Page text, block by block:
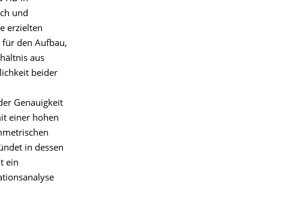
und
erzielten
den Aufbau,
aus
beider
Genauigkeit
einer hohen
in dessen
ein